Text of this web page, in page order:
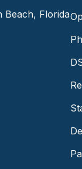
Beach, Florida